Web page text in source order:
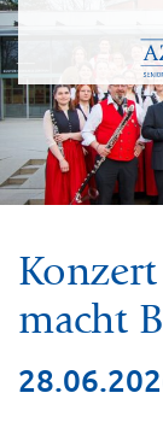
Z
u
m
I
n
h
a
Z
u
m
H
a
u
p
macht